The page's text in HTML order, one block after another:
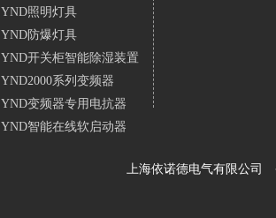
YND照明灯具
YND防爆灯具
YND开关柜智能除湿装置
YND2000系列变频器
YND变频器专用电抗器
YND智能在线软启动器
上海依诺德电气有限公司